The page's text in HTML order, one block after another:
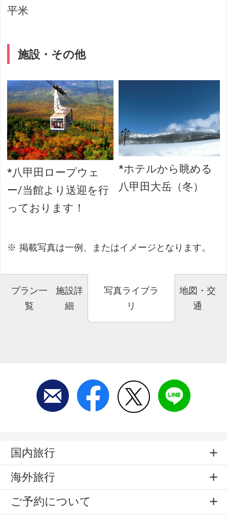
平米
施設・その他
*八甲田ロープウェ
ー/当館より送迎を行
っております！
*ホテルから眺める
八甲田大岳（冬）
掲載写真は一例、またはイメージとなります。
プラン一
覧
施設詳
細
写真ライブラ
リ
地図・交
通
国内旅行
海外旅行
ご予約について